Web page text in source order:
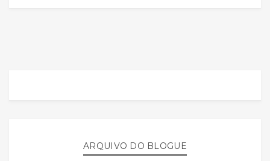
ARQUIVO DO BLOGUE